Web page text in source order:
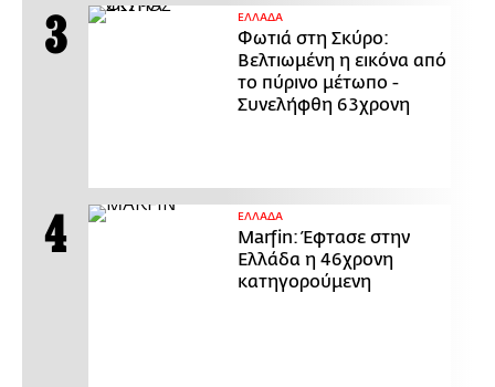
ΕΛΛΑΔΑ
Φωτιά στη Σκύρο:
Βελτιωμένη η εικόνα από
το πύρινο μέτωπο -
Συνελήφθη 63χρονη
ΕΛΛΑΔΑ
Marfin: Έφτασε στην
Ελλάδα η 46χρονη
κατηγορούμενη